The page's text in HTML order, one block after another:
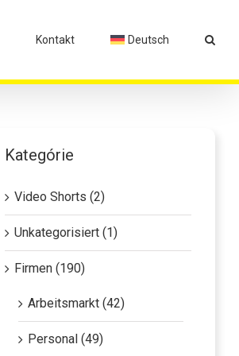
Kontakt Deutsch
Kategórie
Video Shorts (2)
Unkategorisiert (1)
Firmen (190)
Arbeitsmarkt (42)
Personal (49)